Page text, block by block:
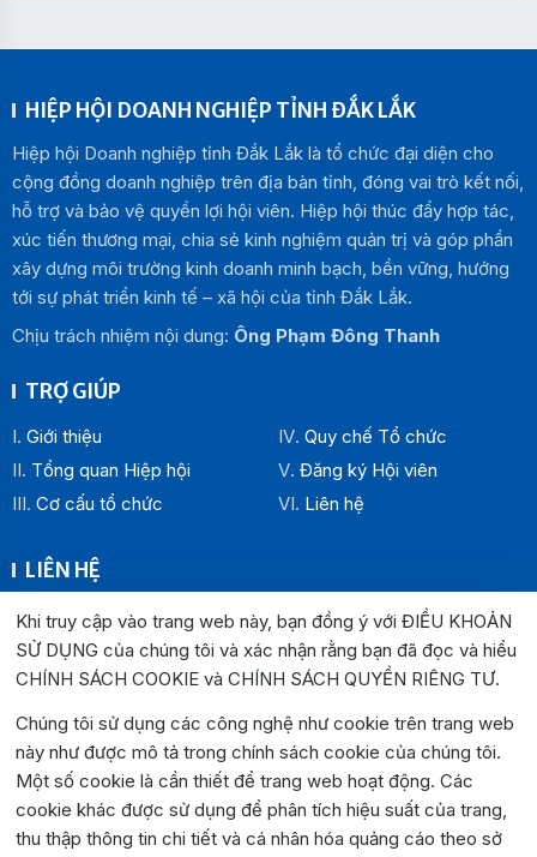
HIỆP HỘI DOANH NGHIỆP TỈNH ĐẮK LẮK
Hiệp hội Doanh nghiệp tỉnh Đắk Lắk là tổ chức đại diện cho
cộng đồng doanh nghiệp trên địa bàn tỉnh, đóng vai trò kết nối,
hỗ trợ và bảo vệ quyền lợi hội viên. Hiệp hội thúc đẩy hợp tác,
xúc tiến thương mại, chia sẻ kinh nghiệm quản trị và góp phần
xây dựng môi trường kinh doanh minh bạch, bền vững, hướng
tới sự phát triển kinh tế – xã hội của tỉnh Đắk Lắk.
Chịu trách nhiệm nội dung: Ông Phạm Đông Thanh
TRỢ GIÚP
Giới thiệu
Tổng quan Hiệp hội
Cơ cấu tổ chức
Quy chế Tổ chức
Đăng ký Hội viên
Liên hệ
LIÊN HỆ
Địa chỉ:
Văn phòng Hiệp hội Doanh nghiệp tỉnh Đắk Lắk: Số 33
Trường Chinh , P. Buôn Ma Thuột, tỉnh Đắk Lắk
Tuy Hòa, tỉnh Đắk Lắk
Hotline: 0262.3825999
0262.3827999
Email: hiephoidoanhnghiepdaklak@gmail.com
Website: https://hiephoidoanhnghiepdaklak.org
Bản đồ: https://maps.app.goo.gl/jYirzGGrLPUqLgvS9
Khi truy cập vào trang web này, bạn đồng ý với ĐIỀU KHOẢN
SỬ DỤNG của chúng tôi và xác nhận rằng bạn đã đọc và hiểu
CHÍNH SÁCH COOKIE và CHÍNH SÁCH QUYỀN RIÊNG TƯ.
Chúng tôi sử dụng các công nghệ như cookie trên trang web
này như được mô tả trong chính sách cookie của chúng tôi.
Một số cookie là cần thiết để trang web hoạt động. Các
cookie khác được sử dụng để phân tích hiệu suất của trang,
thu thập thông tin chi tiết và cá nhân hóa quảng cáo theo sở